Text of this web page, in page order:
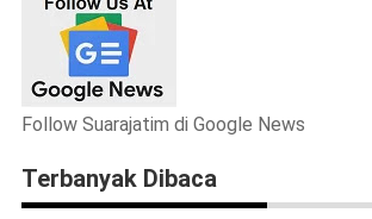
Follow Suarajatim di Google News
Terbanyak Dibaca